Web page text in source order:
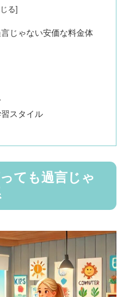
じゃない安価な料金体
スタイル
ても過言じゃ